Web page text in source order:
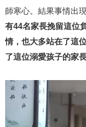
師寒心。結果事情出
有44名家長挽留這位
情，也大多站在了這
了這位溺愛孩子的家